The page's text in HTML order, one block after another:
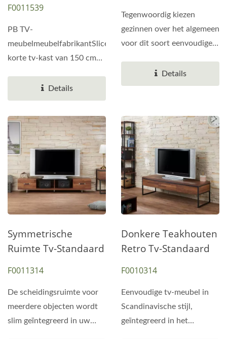
F0011539
PB TV-
meubelmeubelfabrikantSlicethinnerDe
korte tv-kast van 150 cm
Details
Tegenwoordig kiezen
gezinnen over het algemeen
voor dit soort eenvoudige
Details
Symmetrische
Ruimte Tv-Standaard
F0011314
De scheidingsruimte voor
meerdere objecten wordt
slim geïntegreerd in uw
Donkere Teakhouten
Retro Tv-Standaard
F0010314
Eenvoudige tv-meubel in
Scandinavische stijl,
geïntegreerd in het